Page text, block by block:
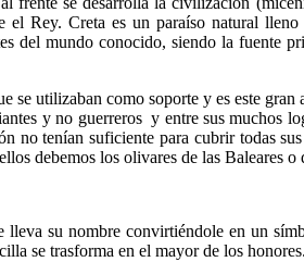
Rey. Creta es un paraíso natural lleno
del mundo conocido, siendo la fuente
se utilizaban como soporte y es este gran
y no guerreros y entre sus muchos
tenían suficiente para cubrir todas
debemos los olivares de las Baleares o
su nombre convirtiéndole en un
se trasforma en el mayor de los honores.